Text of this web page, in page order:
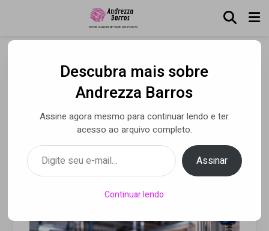
Como o trocador de calor
melhora o desempenho
dos sistemas
Por Aldair dos Santos• 04 mar 2026
Descubra mais sobre
Andrezza Barros
Assine agora mesmo para continuar lendo e ter
acesso ao arquivo completo.
Digite seu e-mail…
Assinar
Continuar lendo